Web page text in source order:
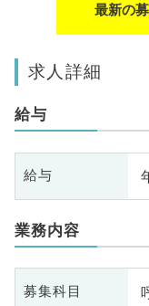
最新の
求人詳細
給与
給与
業務内容
募集科目